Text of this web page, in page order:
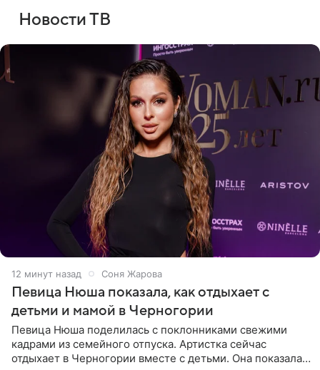
Новости ТВ
12 минут назад Соня Жарова
Певица Нюша показала, как отдыхает с
детьми и мамой в Черногории
Певица Нюша поделилась с поклонниками свежими
кадрами из семейного отпуска. Артистка сейчас
отдыхает в Черногории вместе с детьми. Она показала,